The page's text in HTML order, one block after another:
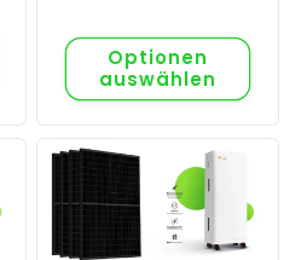
Optionen
auswählen